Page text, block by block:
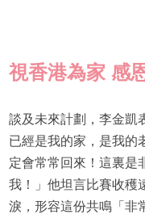
視香港為家 感
談及未來計劃，李金凱
已經是我的家，是我的
定會常常回來！這裏是
我！」他坦言比賽收穫
淚，形容這份共鳴「非